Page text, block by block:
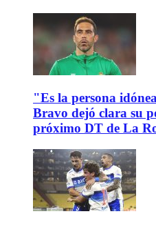
"Es la persona
Bravo dejó clara su
próximo DT de La